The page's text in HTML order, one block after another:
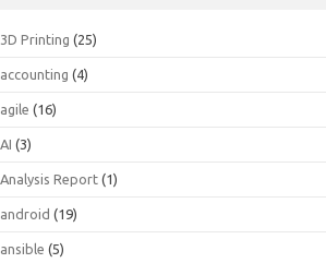
3D Printing (25)
accounting (4)
agile (16)
AI (3)
Analysis Report (1)
android (19)
ansible (5)